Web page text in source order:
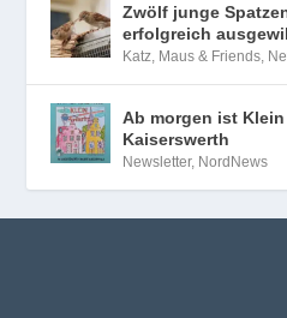
Zwölf junge
erfolgreich
Katz, Maus & Friends
Ab morgen ist
Kaiserswerth
Newsletter, NordNews